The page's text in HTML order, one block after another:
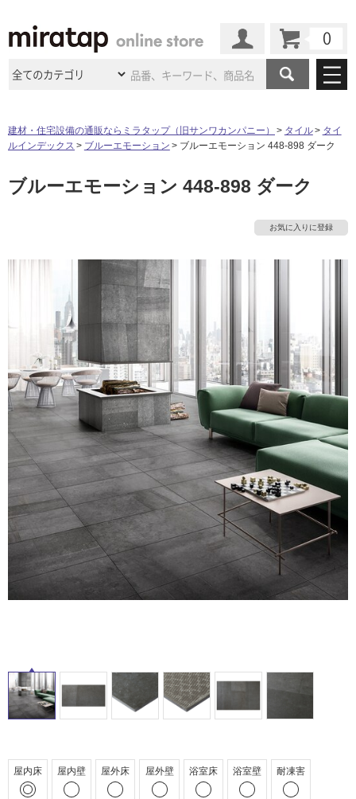
商品カテゴリ
浴室（風呂・
バスルー
トイレ
扉
エクステリア （外構）
ウッドデッキ
インテリア・ 家具
照明 ペット用品
内装用建材 パネル・壁材
ロートアイアン 天然石・石材
メンテナンス・施工材 新商品
施工事例
施工事例 法人案件納入事例
インタビュー
ショールーム
ショールーム
大阪 ショールーム
名古屋 ショールーム
ショールーム 札幌スマートショールー
ム
横浜スマートショールー
ム
ウェルビーみのお HDC
BOX
サポート
ご利用ガイド
よくある質問 お問い合わせ
修理お問い合わせ クレーム公開
説明書・図面検索 水まわり3年保証
お役立ち情報 住まいのスタイリング
アイデア
ミラタップチャンネル
オンライン相談
その他サービス
ミラタップと 創る家
ASOLIE
工事会社紹介
ェルジュ
自分らしい家づくり
SUVACO
最高のリノベ会社がみつ
かるリノベりす
建材・住宅設備の通販ならミラタップ（旧サンワカンパニー） タイル
タイ
ルインデックス
ブルーエモーション ブルーエモーション 448-898 ダーク
ブルーエモーション 448-898 ダーク
お気に入りに登録
屋内床 屋内壁 屋外床 屋外壁 浴室床 浴室壁 耐凍害
タ
ル
屋
内
床・
屋
外
床・
駐
車
非
常